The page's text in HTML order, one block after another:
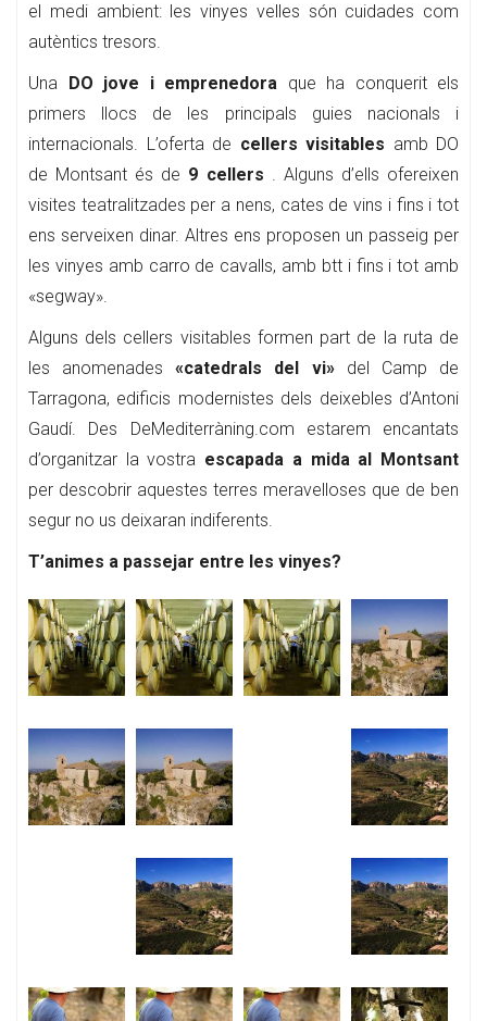
el medi ambient: les vinyes velles són cuidades com
autèntics tresors.
Una DO jove i emprenedora que ha conquerit els
primers llocs de les principals guies nacionals i
internacionals. L’oferta de cellers visitables amb DO
de Montsant és de 9 cellers . Alguns d’ells ofereixen
visites teatralitzades per a nens, cates de vins i fins i tot
ens serveixen dinar. Altres ens proposen un passeig per
les vinyes amb carro de cavalls, amb btt i fins i tot amb
«segway».
Alguns dels cellers visitables formen part de la ruta de
les anomenades«catedrals del vi»del Camp de
Tarragona, edificis modernistes dels deixebles d’Antoni
Gaudí. Des DeMediterràning.com estarem encantats
d’organitzar la vostra escapada a mida al Montsant
per descobrir aquestes terres meravelloses que de ben
segur no us deixaran indiferents.
T’animes a passejar entre les vinyes?